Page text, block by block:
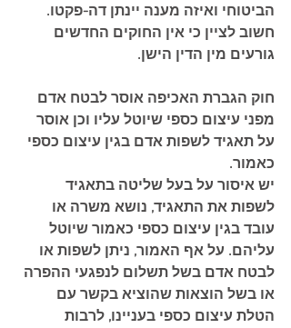
הביטוחי ואיזה מענה יינתן דה-פקטו.
חשוב לציין כי אין החוקים החדשים
גורעים מין הדין הישן.
חוק הגברת האכיפה אוסר לבטח אדם
מפני עיצום כספי שיוטל עליו וכן אוסר
על תאגיד לשפות אדם בגין עיצום כספי
כאמור.
יש איסור על בעל שליטה בתאגיד
לשפות את התאגיד, נושא משרה או
עובד בגין עיצום כספי כאמור שיוטל
עליהם. על אף האמור, ניתן לשפות או
לבטח אדם בשל תשלום לנפגעי ההפרה
או בשל הוצאות שהוציא בקשר עם
הטלת עיצום כספי בעניינו, לרבות